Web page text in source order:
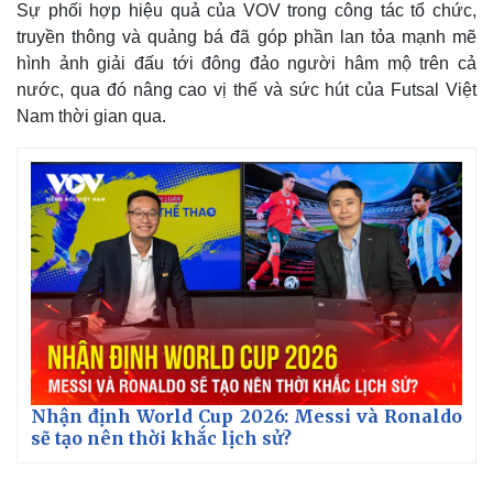
Thế giới
Quan sát
Cuộc sống đó đây
Hồ sơ
Multimedia
Video
Ảnh
E-Magazine
Infographic
Sự phối hợp hiệu quả của VOV trong công tác tổ chức,
truyền thông và quảng bá đã góp phần lan tỏa mạnh mẽ
hình ảnh giải đấu tới đông đảo người hâm mộ trên cả
nước, qua đó nâng cao vị thế và sức hút của Futsal Việt
Nam thời gian qua.
Nhận định World Cup 2026: Messi và Ronaldo
sẽ tạo nên thời khắc lịch sử?